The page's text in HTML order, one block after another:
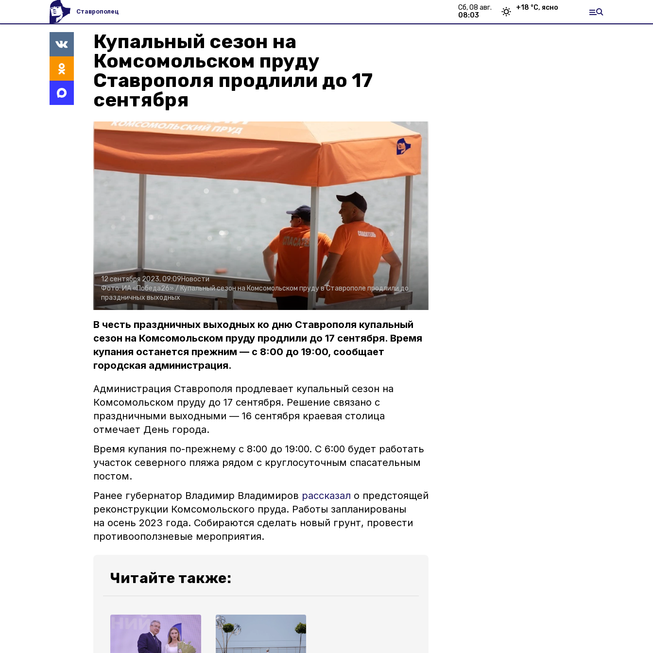
Ставрополец
сб, 08 авг.
08:03
+18 °С, ясно
Купальный сезон на
Комсомольском пруду
Ставрополя продлили до 17
сентября
12 сентября 2023, 09:09Новости
Фото:ИА «Победа26» / Купальный сезон на Комсомольском пруду в Ставрополе продлили до
праздничных выходных
В честь праздничных выходных ко дню Ставрополя купальный
сезон на Комсомольском пруду продлили до 17 сентября. Время
купания останется прежним — с 8:00 до 19:00, сообщает
городская администрация.
Администрация Ставрополя продлевает купальный сезон на
Комсомольском пруду до 17 сентября. Решение связано с
праздничными выходными — 16 сентября краевая столица
отмечает День города.
Время купания по-прежнему с 8:00 до 19:00. С 6:00 будет работать
участок северного пляжа рядом с круглосуточным спасательным
постом.
Ранее губернатор Владимир Владимиров рассказал о предстоящей
реконструкции Комсомольского пруда. Работы запланированы
на осень 2023 года. Собираются сделать новый грунт, провести
противооползневые мероприятия.
Читайте также: